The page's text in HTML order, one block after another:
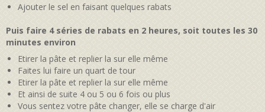
Ajouter le sel en faisant quelques rabats
Puis faire 4 séries de rabats en 2 heures, soit toutes les 30
minutes environ
Etirer la pâte et replier la sur elle même
Faites lui faire un quart de tour
Etirer la pâte et replier la sur elle même
Et ainsi de suite 4 ou 5 ou 6 fois ou plus
Vous sentez votre pâte changer, elle se charge d'air